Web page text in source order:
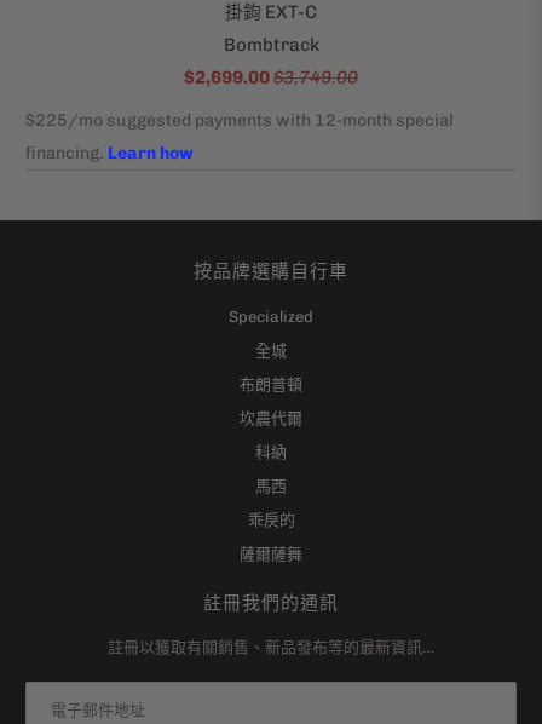
掛鉤 EXT-C
Bombtrack
$2,699.00$3,749.00
按品牌選購自行車
Specialized
全城
布朗普頓
坎農代爾
科納
馬西
乖戾的
薩爾薩舞
註冊我們的通訊
註冊以獲取有關銷售、新品發布等的最新資訊…